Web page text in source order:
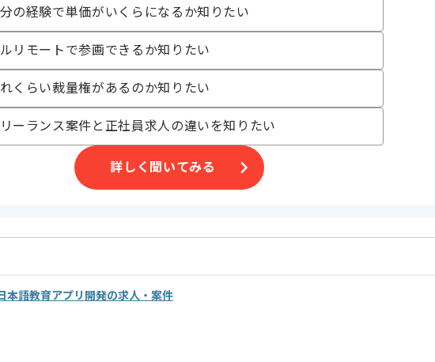
会も頻繁に行われており、
文化がございます。
与、
環境が整っています。
めていくため、
発が好きな方にお薦めの案件でございます。
の経験で単価がいくらになるか知りたい
リモートで参画できるか知りたい
くらい裁量権があるのか知りたい
ーランス案件と正社員求人の違いを知りたい
詳しく聞いてみる
本語教育アプリ開発の求人・案件